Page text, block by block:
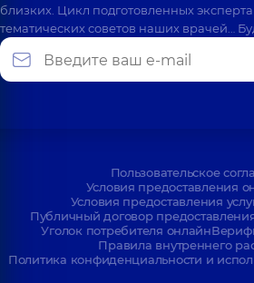
близких. Цикл подготовленных
тематических советов наших врачей…
Пользовательское
Условия предоставления
Условия предоставления
Публичный договор
Уголок потребителя онлайн
Правила внутреннего
Политика конфиденциальности и